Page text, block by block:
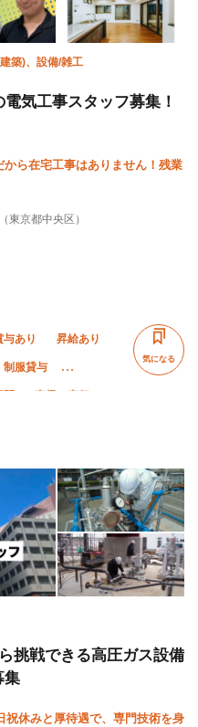
築)、設備/雑工
気工事スタッフ募集！
ら在宅工事はありません！残業
（東京都中央区）
与あり 昇給あり
制服貸与
問 直帰・直行OK
気になる
挑戦できる高圧ガス設備
集
祝休みと厚待遇で、専門技術を身